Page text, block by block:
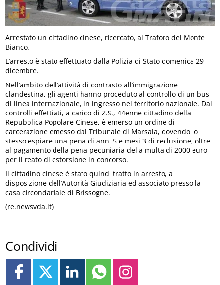
Arrestato un cittadino cinese, ricercato, al Traforo del Monte
Bianco.
L’arresto è stato effettuato dalla Polizia di Stato domenica 29
dicembre.
Nell’ambito dell’attività di contrasto all’immigrazione
clandestina, gli agenti hanno proceduto al controllo di un bus
di linea internazionale, in ingresso nel territorio nazionale. Dai
controlli effettiati, a carico di Z.S., 44enne cittadino della
Repubblica Popolare Cinese, è emerso un ordine di
carcerazione emesso dal Tribunale di Marsala, dovendo lo
stesso espiare una pena di anni 5 e mesi 3 di reclusione, oltre
al pagamento della pena pecuniaria della multa di 2000 euro
per il reato di estorsione in concorso.
Il cittadino cinese è stato quindi tratto in arresto, a
disposizione dell’Autorità Giudiziaria ed associato presso la
casa circondariale di Brissogne.
(re.newsvda.it)
Condividi